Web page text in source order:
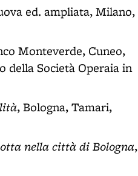
ed. ampliata, Milano,
Monteverde, Cuneo,
della Società Operaia in
, Bologna, Tamari,
nella città di Bologna,